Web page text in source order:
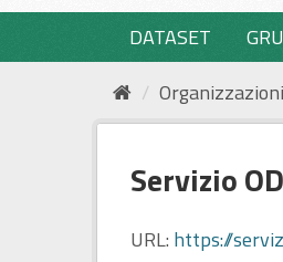
DATASET
Organizzazioni
Servizio
URL: https://